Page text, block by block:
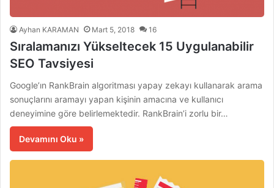
Ayhan KARAMAN Mart 5, 2018 16
Sıralamanızı Yükseltecek 15 Uygulanabilir
SEO Tavsiyesi
Google’ın RankBrain algoritması yapay zekayı kullanarak arama
sonuçlarını aramayı yapan kişinin amacına ve kullanıcı
deneyimine göre belirlemektedir. RankBrain’i zorlu bir…
Devamını Oku »